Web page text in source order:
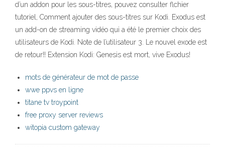
d’un addon pour les sous-titres, pouvez consulter flchier
tutoriel, Comment ajouter des sous-titres sur Kodi. Exodus est
un add-on de streaming vidéo qui a été le premier choix des
utilisateurs de Kodi. Note de l’utilisateur 3. Le nouvel exode est
de retour!! Extension Kodi: Genesis est mort, vive Exodus!
mots de générateur de mot de passe
wwe ppvs en ligne
titane tv troypoint
free proxy server reviews
witopia custom gateway